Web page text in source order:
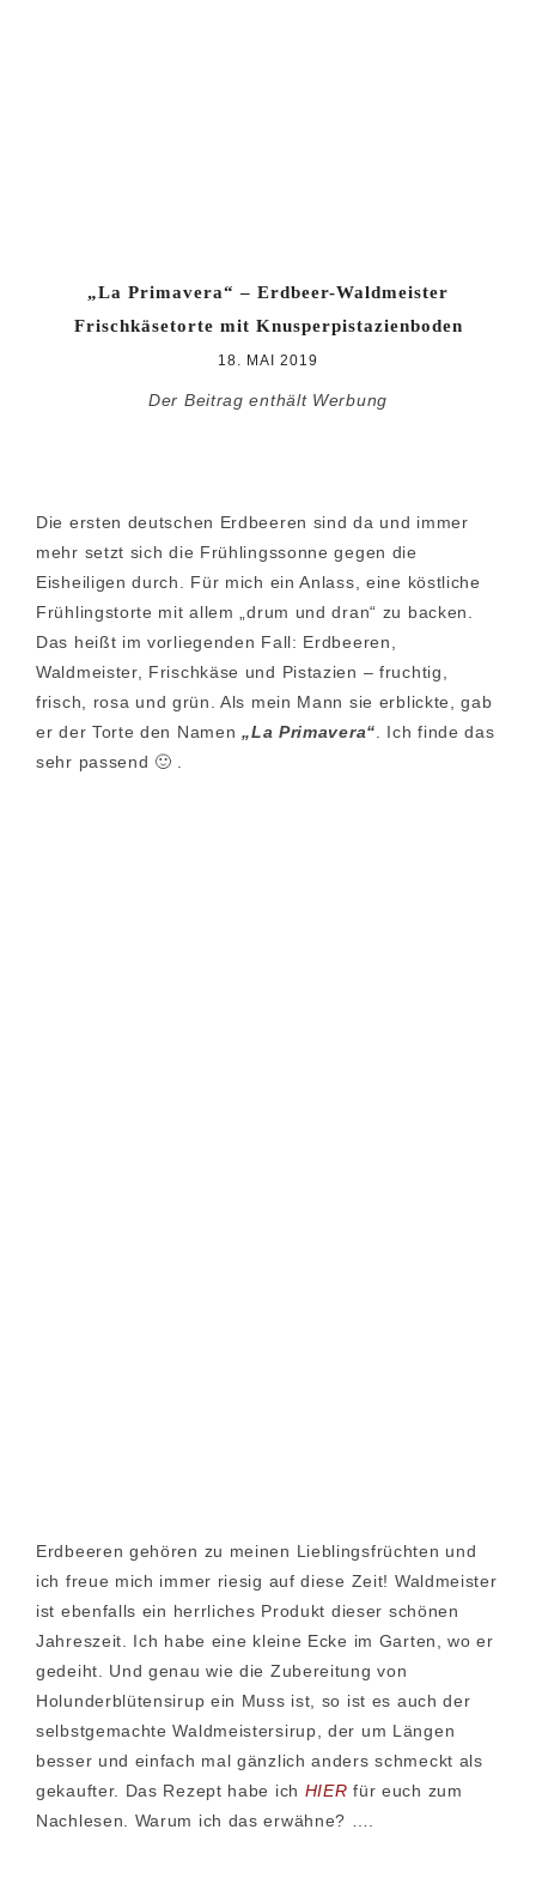
„La Primavera“ – Erdbeer-Waldmeister
Frischkäsetorte mit Knusperpistazienboden
18. MAI 2019
Der Beitrag enthält Werbung
Die ersten deutschen Erdbeeren sind da und immer
mehr setzt sich die Frühlingssonne gegen die
Eisheiligen durch. Für mich ein Anlass, eine köstliche
Frühlingstorte mit allem „drum und dran“ zu backen.
Das heißt im vorliegenden Fall: Erdbeeren,
Waldmeister, Frischkäse und Pistazien – fruchtig,
frisch, rosa und grün. Als mein Mann sie erblickte, gab
er der Torte den Namen„La Primavera“ . Ich finde das
sehr passend 🙂 .
Erdbeeren gehören zu meinen Lieblingsfrüchten und
ich freue mich immer riesig auf diese Zeit! Waldmeister
ist ebenfalls ein herrliches Produkt dieser schönen
Jahreszeit. Ich habe eine kleine Ecke im Garten, wo er
gedeiht. Und genau wie die Zubereitung von
Holunderblütensirup ein Muss ist, so ist es auch der
selbstgemachte Waldmeistersirup, der um Längen
besser und einfach mal gänzlich anders schmeckt als
gekaufter. Das Rezept habe ich HIER für euch zum
Nachlesen. Warum ich das erwähne? ….